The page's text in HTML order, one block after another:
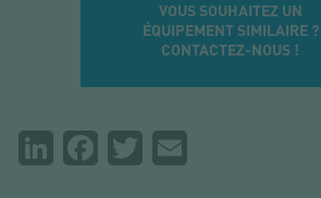
VOUS SOUHAITEZ UN
ÉQUIPEMENT SIMILAIRE ?
CONTACTEZ-NOUS !
PartagerLinkedInFacebookTwitter